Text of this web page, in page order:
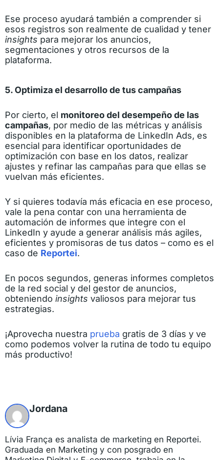
Ese proceso ayudará también a comprender si
esos registros son realmente de cualidad y tener
insights para mejorar los anuncios,
segmentaciones y otros recursos de la
plataforma.
5. Optimiza el desarrollo de tus campañas
Por cierto, el monitoreo del desempeño de las
campañas, por medio de las métricas y análisis
disponibles en la plataforma de LinkedIn Ads, es
esencial para identificar oportunidades de
optimización con base en los datos, realizar
ajustes y refinar las campañas para que ellas se
vuelvan más eficientes.
Y si quieres todavía más eficacia en ese proceso,
vale la pena contar con una herramienta de
automación de informes que integre con el
LinkedIn y ayude a generar análisis más agiles,
eficientes y promisoras de tus datos – como es el
caso de Reportei.
En pocos segundos, generas informes completos
de la red social y del gestor de anuncios,
obteniendo insights valiosos para mejorar tus
estrategias.
¡Aprovecha nuestra prueba gratis de 3 días y ve
como podemos volver la rutina de todo tu equipo
más productivo!
Jordana
Lívia França es analista de marketing en Reportei.
Graduada en Marketing y con posgrado en